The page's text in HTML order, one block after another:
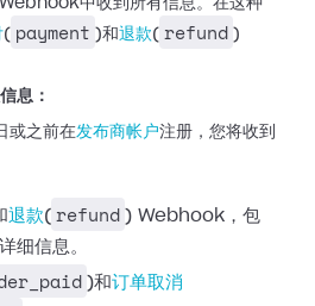
Webhook中收到所有信息。在这种
( payment )和退款( refund )
息：
或之前在发布商帐户注册，您将收到
退款( refund ) Webhook，包
细信息。
)和订单取消